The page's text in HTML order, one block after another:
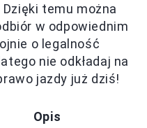
Dzięki temu można
w odpowiednim
o legalność
nie odkładaj na
jazdy już dziś!
Opis